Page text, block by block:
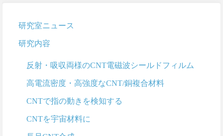
研究室ニュース
研究内容
反射・吸収両様のCNT電磁波シールドフィルム
高電流密度・高強度なCNT/銅複合材料
CNTで指の動きを検知する
CNTを宇宙材料に